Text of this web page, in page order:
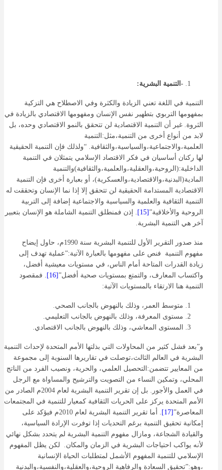
-التنمية البشرية:
التنمية في اللغة تعني الزيادة والكثرة وفي الاصطلاح هي التزكية
بمفهومها التربوي بتطهير نفس الإنسان ومفهومها الاقتصادي بالزيادة في
الثروة. غير أن التنمية الاقتصادية لن تتحقق بالنمو الاقتصادي وحده، بل
لابد من أنواع أخرى من التنمية،مثل:التنمية
العلمية،والاجتماعية،والسياسية،والثقافية. “ولذلك فإن التنمية الحقيقية
لها ركنان أساسيان في فكر الاقتصاد الإسلامي يتمثلان في التنمية
الداخلية:(الروحية،والعقلية،والعلمية،والثقافية)والتنمية
المادية(البدنية،والاقتصادية،والعسكرية)، أو بعبارة أخرى فإن التنمية
الاقتصادية المستدامة الحقيقية لن تتحقق إلا إذا نما الإنسان وتحققت له
التنمية الثقافية والعلمية والسياسية والاجتماعية إضافة إلى التربية
الروحية والأخلاقية”[15]
. إذن فمنطلق التنمية الشاملة هو الإنسان بتعبير
آخر هي التنمية البشرية.
منذ صدور التقرير الأول للتنمية البشرية سنة 1990م، حاول إيضاح
مفهوم التنمية فنص على مفهومها بالعبارة الآتية:”عملية تهدف إلى
زيادة القدرات المتاحة أمام الناس، في مستويات معيشية أفضل،
واكتساب المعارف، والتمتع بمستويات صحية أفضل”[16]
. فمقصود
التنمية هنا الارتقاء بالمستويات الآتية:
متوسط العمر، وذلك بالنهوض بالجانب الصحي.
مستوى المعرفة، وذلك بالنهوض بالجانب التعليمي.
المستوى المعاشي، وذلك بالنهوض بالجانب الاقتصادي.
و”بعد فشل كثير من المحاولات التي بذلتها الأمم المتحدة لإحداث التنمية
البشرية في العالم الثالث،توصلت في تقاريرها السنوية إلى مجموعة
من المعايير تتضمن:التحصيل العلمي، والحرية، ونصيب الفرد من الناتج
المحلي، وتمكين النساء من التصويت والترشيح والمساواة مع الرجل
في العمل والأجور. بل إن تقرير التنمية البشرية لعام 2004م الصادر من
الأمم المتحدة يركز على الحريات الثقافية كمعيار للتنمية في المجتمعات
المعاصرة”[17]
. أما تقرير التنمية البشرية لعام 2010م فيؤكد على
إمكانية تحقيق التنمية برغم التحديات إذا توفرت الإرادة السياسية،
والقيادة الشجاعة، ومازال مفهوم التنمية البشرية لم يتحدد بشكل نهائي
لأنه يواكب احتياجات البشرية في الزمان والمكان. لكن يظل المفهوم
الإسلامي للتنمية المفهوم الأشمل لمتطلبات الحياة الإنسانية
،وهو:”تحقيق السعادة والرفاهية الروحية،والعقلية،والنفسية،والبدنية